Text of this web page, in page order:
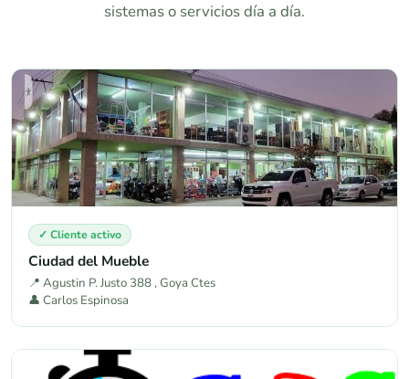
sistemas o servicios día a día.
✓ Cliente activo
Ciudad del Mueble
📍 Agustin P. Justo 388 , Goya Ctes
👤 Carlos Espinosa